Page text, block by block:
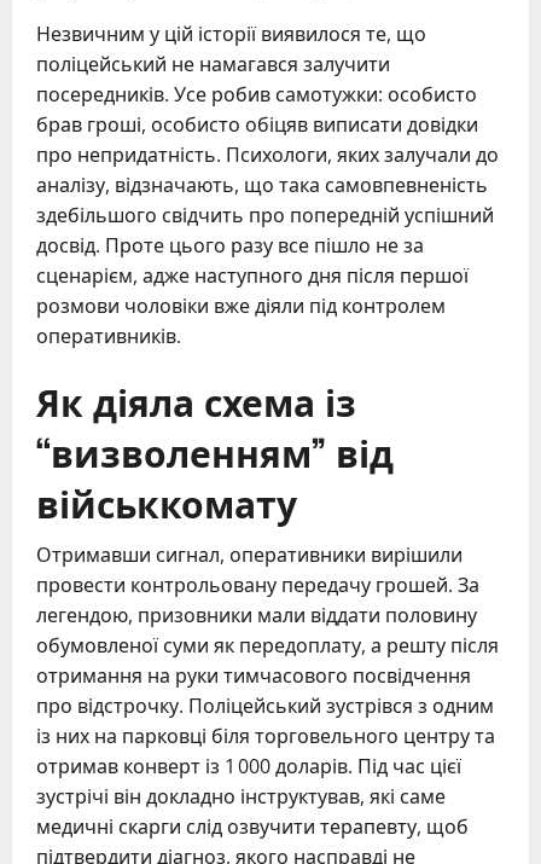
Незвичним у цій історії виявилося те, що
поліцейський не намагався залучити
посередників. Усе робив самотужки: особисто
брав гроші, особисто обіцяв виписати довідки
про непридатність. Психологи, яких залучали до
аналізу, відзначають, що така самовпевненість
здебільшого свідчить про попередній успішний
досвід. Проте цього разу все пішло не за
сценарієм, адже наступного дня після першої
розмови чоловіки вже діяли під контролем
оперативників.
Як діяла схема із
“визволенням” від
військкомату
Отримавши сигнал, оперативники вирішили
провести контрольовану передачу грошей. За
легендою, призовники мали віддати половину
обумовленої суми як передоплату, а решту після
отримання на руки тимчасового посвідчення
про відстрочку. Поліцейський зустрівся з одним
із них на парковці біля торговельного центру та
отримав конверт із 1 000 доларів. Під час цієї
зустрічі він докладно інструктував, які саме
медичні скарги слід озвучити терапевту, щоб
підтвердити діагноз, якого насправді не